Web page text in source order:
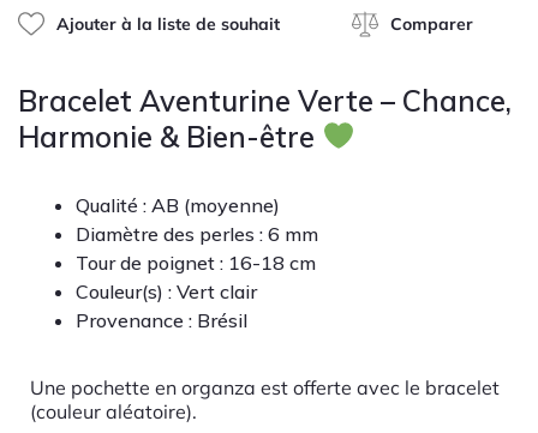
Ajouter à la liste de souhait Comparer
Bracelet Aventurine Verte – Chance,
Harmonie & Bien-être
Qualité : AB (moyenne)
Diamètre des perles : 6 mm
Tour de poignet : 16-18 cm
Couleur(s) : Vert clair
Provenance : Brésil
Une pochette en organza est offerte avec le bracelet
(couleur aléatoire).